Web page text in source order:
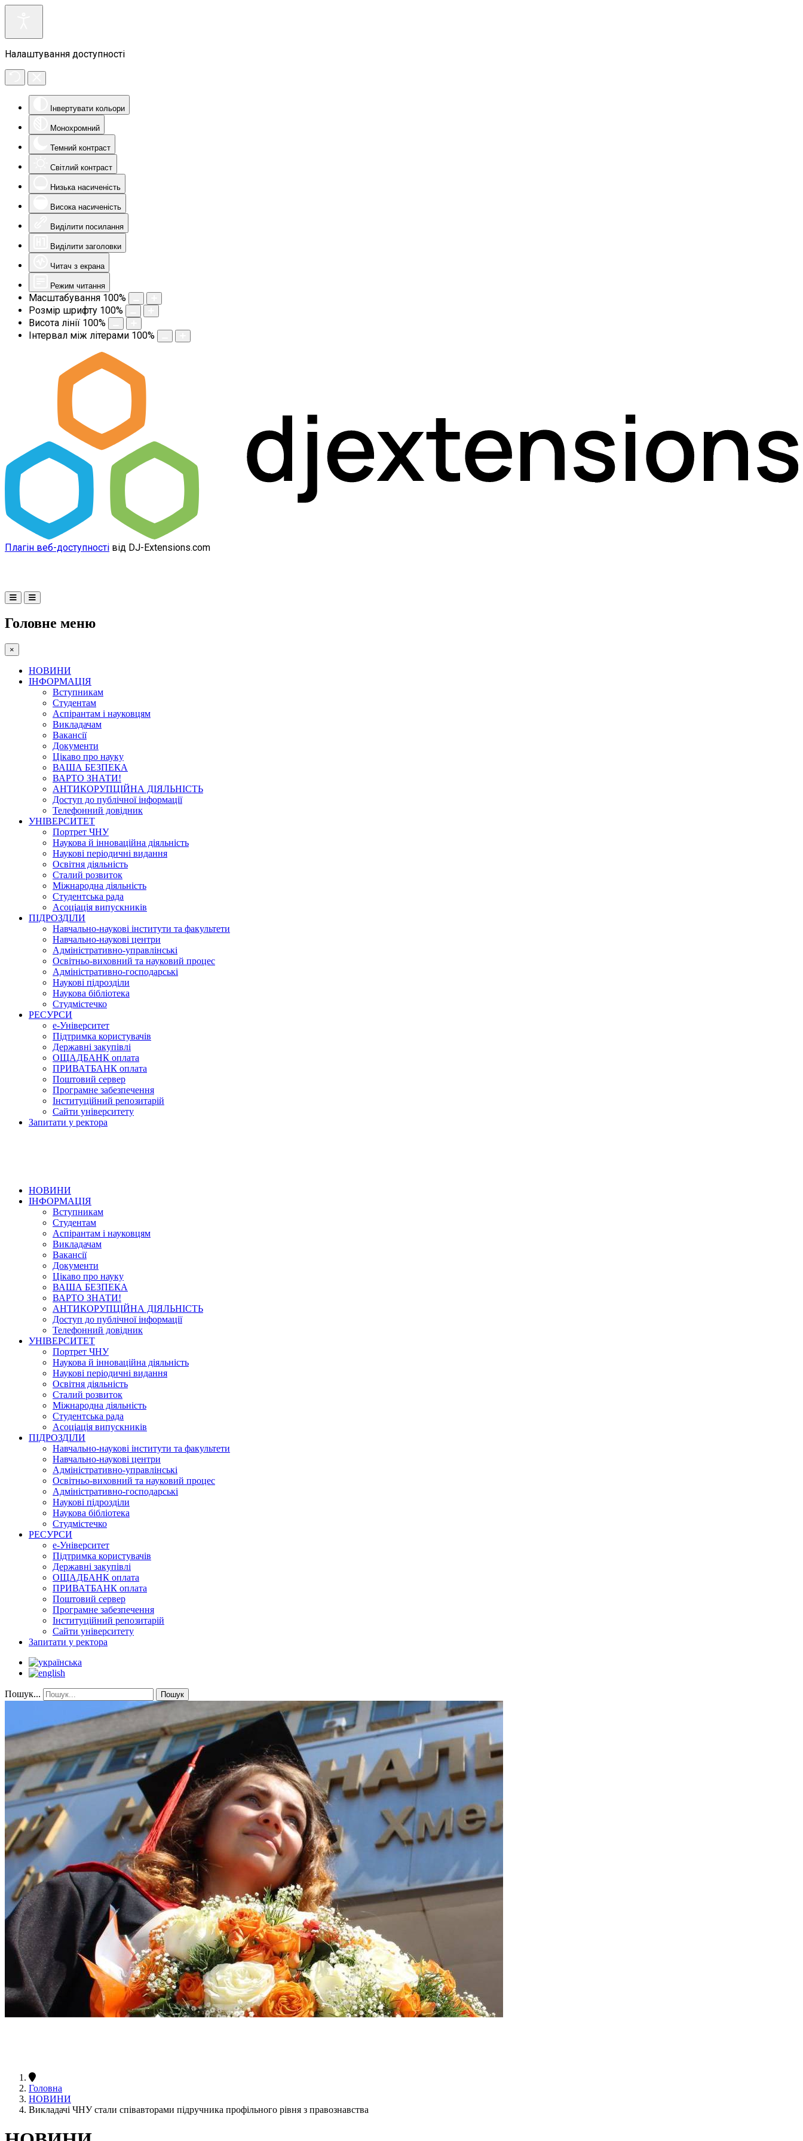
Налаштування доступності
Інвертувати кольори
Монохромний
Темний контраст
Світлий контраст
Низька насиченість
Висока насиченість
Виділити посилання
Виділити заголовки
Читач з екрана
Режим читання
Масштабування 100%
Розмір шрифту 100%
Висота лінії 100%
Інтервал між літерами 100%
Плагін веб-доступності від DJ-Extensions.com
Головне меню
×
НОВИНИ
ІНФОРМАЦІЯ
Вступникам
Студентам
Аспірантам і науковцям
Викладачам
Вакансії
Документи
Цікаво про науку
ВАША БЕЗПЕКА
ВАРТО ЗНАТИ!
АНТИКОРУПЦІЙНА ДІЯЛЬНІСТЬ
Доступ до публічної інформації
Телефонний довідник
УНІВЕРСИТЕТ
Портрет ЧНУ
Наукова й інноваційна діяльність
Наукові періодичні видання
Освітня діяльність
Сталий розвиток
Міжнародна діяльність
Студентська рада
Асоціація випускників
ПІДРОЗДІЛИ
Навчально-наукові інститути та факультети
Навчально-наукові центри
Адміністративно-управлінські
Освітньо-виховний та науковий процес
Адміністративно-господарські
Наукові підрозділи
Наукова бібліотека
Студмістечко
РЕСУРСИ
е-Університет
Підтримка користувачів
Державні закупівлі
ОЩАДБАНК оплата
ПРИВАТБАНК оплата
Поштовий сервер
Програмне забезпечення
Інституційний репозитарій
Сайти університету
Запитати у ректора
НОВИНИ
ІНФОРМАЦІЯ
Вступникам
Студентам
Аспірантам і науковцям
Викладачам
Вакансії
Документи
Цікаво про науку
ВАША БЕЗПЕКА
ВАРТО ЗНАТИ!
АНТИКОРУПЦІЙНА ДІЯЛЬНІСТЬ
Доступ до публічної інформації
Телефонний довідник
УНІВЕРСИТЕТ
Портрет ЧНУ
Наукова й інноваційна діяльність
Наукові періодичні видання
Освітня діяльність
Сталий розвиток
Міжнародна діяльність
Студентська рада
Асоціація випускників
ПІДРОЗДІЛИ
Навчально-наукові інститути та факультети
Навчально-наукові центри
Адміністративно-управлінські
Освітньо-виховний та науковий процес
Адміністративно-господарські
Наукові підрозділи
Наукова бібліотека
Студмістечко
РЕСУРСИ
е-Університет
Підтримка користувачів
Державні закупівлі
ОЩАДБАНК оплата
ПРИВАТБАНК оплата
Поштовий сервер
Програмне забезпечення
Інституційний репозитарій
Сайти університету
Запитати у ректора
Пошук... Пошук
Головна
НОВИНИ
Викладачі ЧНУ стали співавторами підручника профільного рівня з правознавства